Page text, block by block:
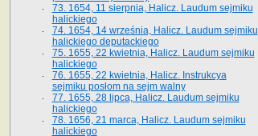
73. 1654, 11 sierpnia, Halicz. Laudum sejmiku
halickiego
74. 1654, 14 września, Halicz. Laudum sejmiku
halickiego deputackiego
75. 1655, 22 kwietnia, Halicz. Laudum sejmiku
halickiego
76. 1655, 22 kwietnia, Halicz. Instrukcya
sejmiku posłom na sejm walny
77. 1655, 28 lipca, Halicz. Laudum sejmiku
halickiego
78. 1656, 21 marca, Halicz. Laudum sejmiku
halickiego